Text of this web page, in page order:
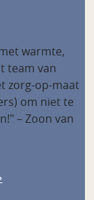
warmte,
team van
zorg-op-maat
om niet te
– Zoon van